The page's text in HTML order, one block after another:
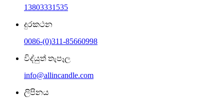
13803331535
දුරකථන
0086-(0)311-85660998
විද්යුත් තැපෑල
info@allincandle.com
ලිපිනය